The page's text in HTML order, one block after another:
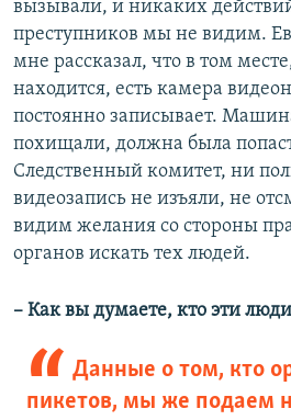
вызывали, и никаких
преступников мы не видим.
мне рассказал, что в том
находится, есть камера
постоянно записывает.
похищали, должна была
Следственный комитет, ни
видеозапись не изъяли, не
видим желания со стороны
органов искать тех людей.
– Как вы думаете, кто эти
Данные о том, кто
пикетов, мы же подаем